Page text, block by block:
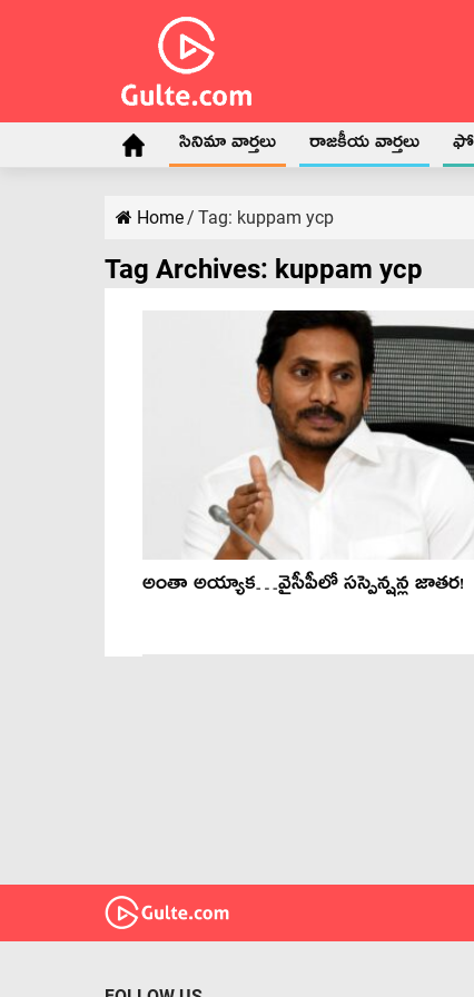
సినిమా వార్తలు రాజకీయ వార్తలు
Home/ Tag: kuppam ycp
Tag Archives: kuppam ycp
అంతా అయ్యాక…వైసీపీలో సస్పెన్షన్ల జాతర!